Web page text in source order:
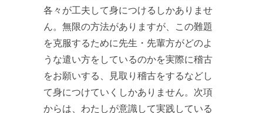
各々が工夫して身につけるしかありませ
ん。無限の方法がありますが、この難題
を克服するために先生・先輩方がどのよ
うな遣い方をしているのかを実際に稽古
をお願いする、見取り稽古をするなどし
て身につけていくしかありません。次項
からは、わたしが意識して実践している